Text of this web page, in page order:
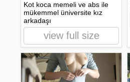
Kot koca memeli ve abs ile
mükemmel üniversite kız
arkadaşı
view full size